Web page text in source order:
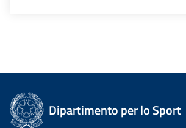
Dipartimento per lo Sport